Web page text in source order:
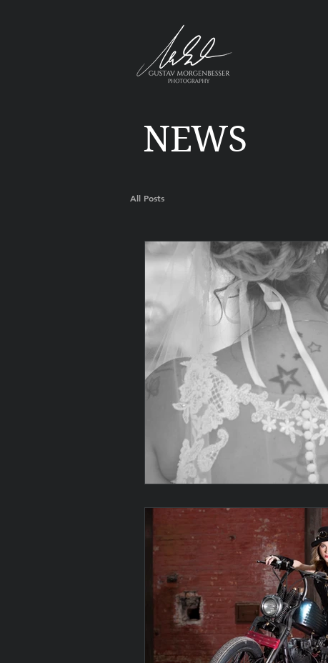
NEWS
All Posts